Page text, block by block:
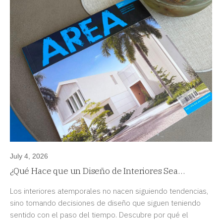
July 4, 2026
¿Qué Hace que un Diseño de Interiores Sea
Los interiores atemporales no nacen siguiendo tendencias,
sino tomando decisiones de diseño que siguen teniendo
sentido con el paso del tiempo. Descubre por qué el